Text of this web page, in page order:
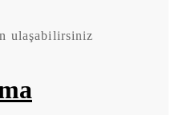
ulaşabilirsiniz